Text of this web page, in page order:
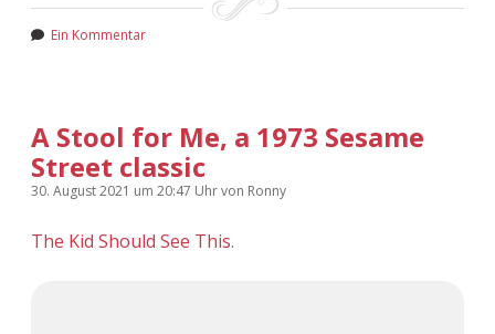
Ein Kommentar
A Stool for Me, a 1973 Sesame
Street classic
30. August 2021 um 20:47 Uhrvon Ronny
The Kid Should See This.